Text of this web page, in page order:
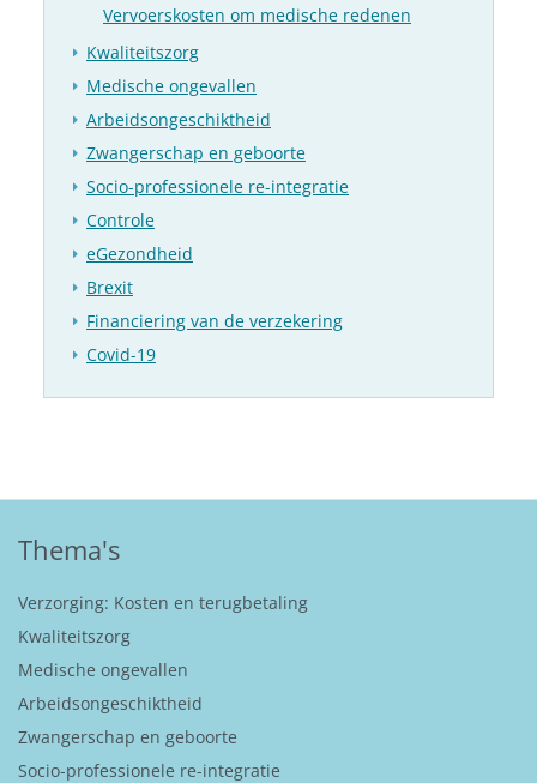
Vervoerskosten om medische redenen
Kwaliteitszorg
Medische ongevallen
Arbeidsongeschiktheid
Zwangerschap en geboorte
Socio-professionele re-integratie
Controle
eGezondheid
Brexit
Financiering van de verzekering
Covid-19
Thema's
Verzorging: Kosten en terugbetaling
Kwaliteitszorg
Medische ongevallen
Arbeidsongeschiktheid
Zwangerschap en geboorte
Socio-professionele re-integratie